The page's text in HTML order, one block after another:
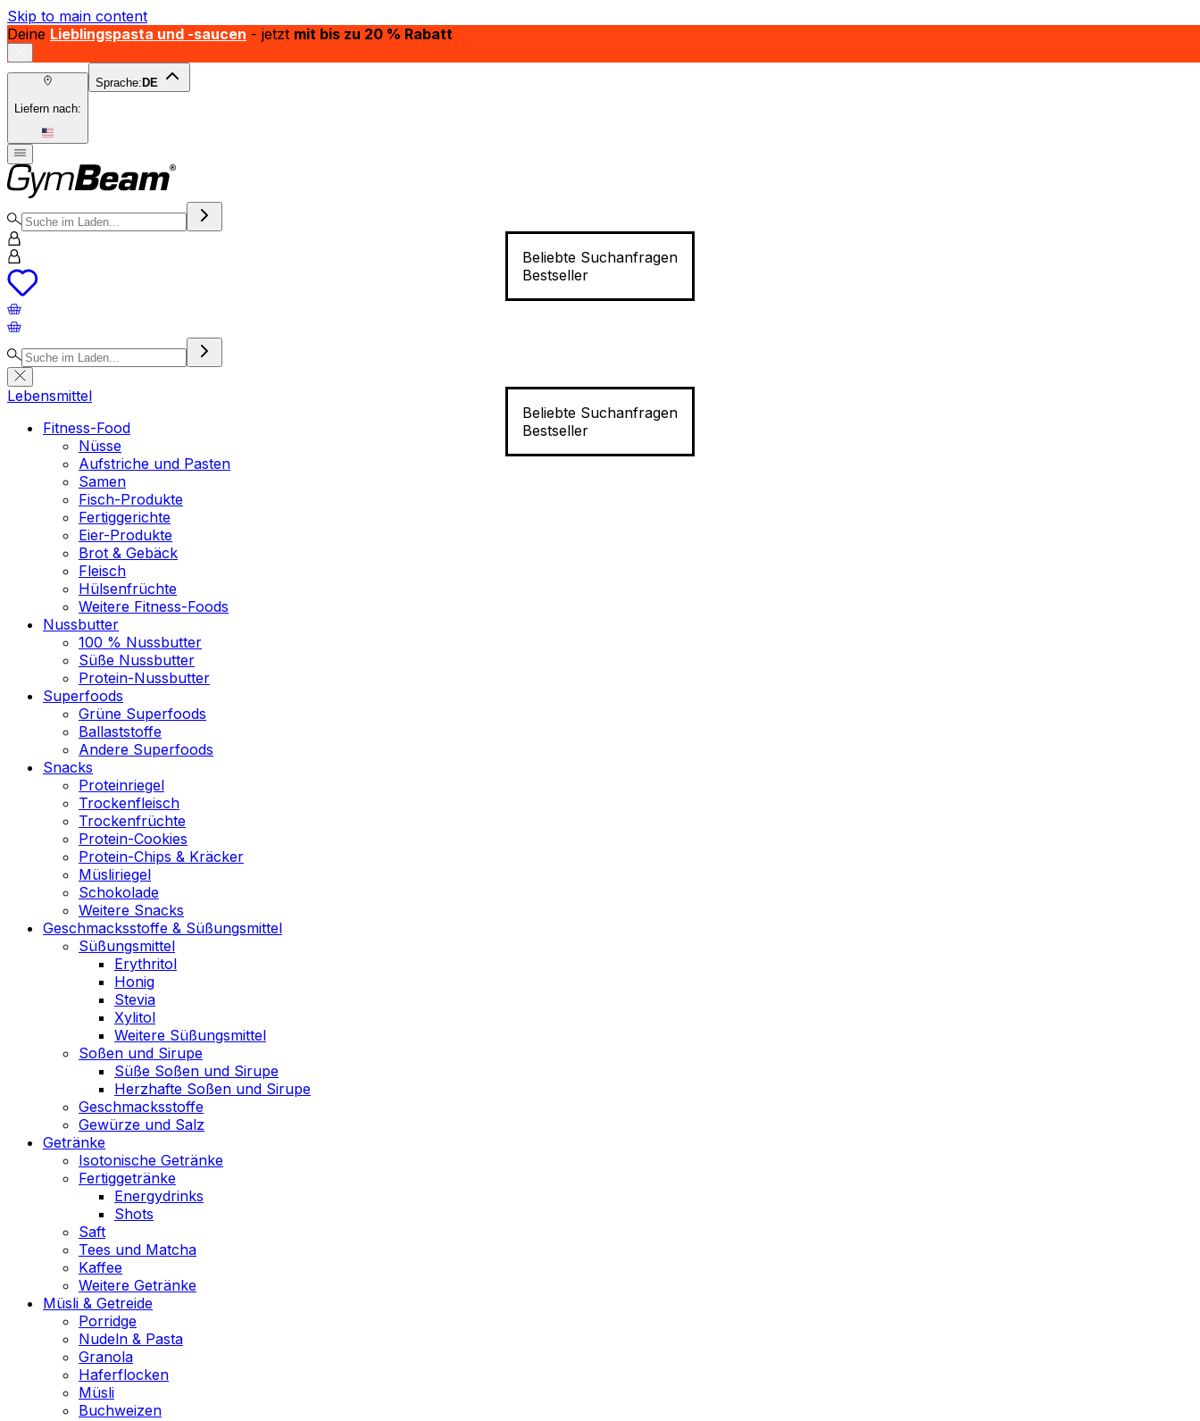
Skip to main content
Deine Lieblingspasta und -saucen - jetzt mit bis zu 20 % Rabatt
Liefern nach:
Sprache: DE
Beliebte Suchanfragen
Bestseller
Beliebte Suchanfragen
Bestseller
Lebensmittel
Fitness-Food
Nüsse
Aufstriche und Pasten
Samen
Fisch-Produkte
Fertiggerichte
Eier-Produkte
Brot & Gebäck
Fleisch
Hülsenfrüchte
Weitere Fitness-Foods
Nussbutter
100 % Nussbutter
Süße Nussbutter
Protein-Nussbutter
Superfoods
Grüne Superfoods
Ballaststoffe
Andere Superfoods
Snacks
Proteinriegel
Trockenfleisch
Trockenfrüchte
Protein-Cookies
Protein-Chips & Kräcker
Müsliriegel
Schokolade
Weitere Snacks
Geschmacksstoffe & Süßungsmittel
Süßungsmittel
Erythritol
Honig
Stevia
Xylitol
Weitere Süßungsmittel
Soßen und Sirupe
Süße Soßen und Sirupe
Herzhafte Soßen und Sirupe
Geschmacksstoffe
Gewürze und Salz
Getränke
Isotonische Getränke
Fertiggetränke
Energydrinks
Shots
Saft
Tees und Matcha
Kaffee
Weitere Getränke
Müsli & Getreide
Porridge
Nudeln & Pasta
Granola
Haferflocken
Müsli
Buchweizen